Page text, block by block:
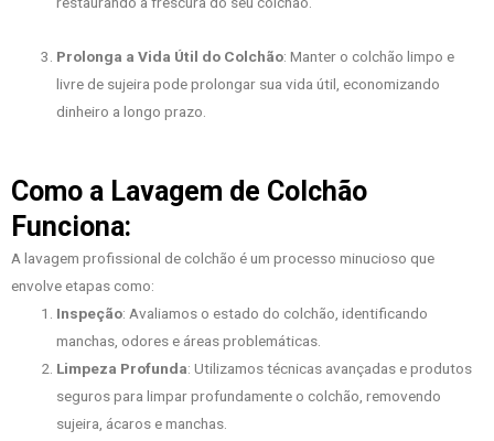
Prolonga a Vida Útil do Colchão: Manter o colchão limpo e
livre de sujeira pode prolongar sua vida útil, economizando
dinheiro a longo prazo.
Como a Lavagem de Colchão
Funciona:
A lavagem profissional de colchão é um processo minucioso que
envolve etapas como:
Inspeção: Avaliamos o estado do colchão, identificando
manchas, odores e áreas problemáticas.
Limpeza Profunda: Utilizamos técnicas avançadas e produtos
seguros para limpar profundamente o colchão, removendo
sujeira, ácaros e manchas.